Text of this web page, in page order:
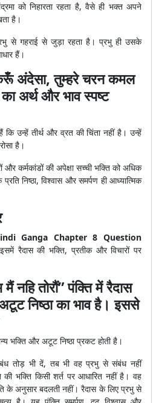
को निहारता रहता है, वैसे ही भक्त अपने
है।
से गहराई से जुड़ा रहता है। प्रभु ही उसके
हैं।
अंदेसा, तुम्हरे चरन कमल
अर्थ और भाव स्पष्ट
उन्हें तीर्थ और व्रत की चिंता नहीं है। उन्हें
है।
और कर्मकांडों की अपेक्षा सच्ची भक्ति को अधिक
निष्ठा, विश्वास और समर्पण ही आध्यात्मिक
Ganga Chapter 8 Question
रैदास की भक्ति, प्रतीक और विचारों पर
नहि तोरौं” पंक्ति में रैदास
निष्ठा का भाव है। इससे
भक्ति और अटूट निष्ठा प्रकट होती है।
तोड़ भी दें, तब भी वह प्रभु से संबंध नहीं
भक्ति किसी शर्त पर आधारित नहीं है। वह
के अनुसार बदलती नहीं। रैदास के लिए प्रभु से